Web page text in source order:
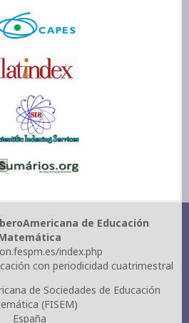
de Educación
index.php
con periodicidad cuatrimestral
de Sociedades de Educación
(FISEM)
España